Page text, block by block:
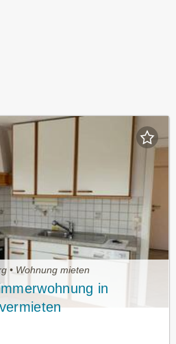
• Wohnung mieten
in